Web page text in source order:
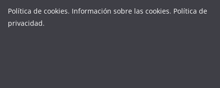
Política de cookies. Información sobre las cookies. Política de
privacidad.